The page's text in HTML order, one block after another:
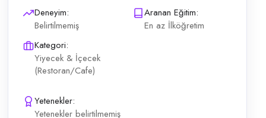
Deneyim:
Belirtilmemiş
Aranan Eğitim:
En az İlköğretim
Kategori:
Yiyecek & İçecek
(Restoran/Cafe)
Yetenekler:
Yetenekler belirtilmemiş